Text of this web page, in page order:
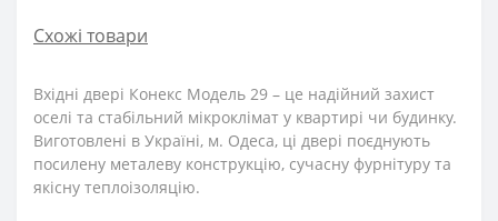
Схожі товари
Вхідні двері Конекс Модель 29 – це надійний захист
оселі та стабільний мікроклімат у квартирі чи будинку.
Виготовлені в Україні, м. Одеса, ці двері поєднують
посилену металеву конструкцію, сучасну фурнітуру та
якісну теплоізоляцію.